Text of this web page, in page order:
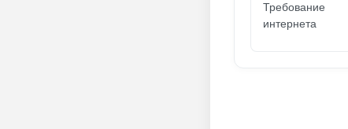
Требование
интернета